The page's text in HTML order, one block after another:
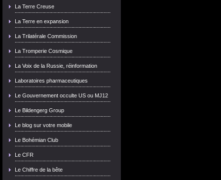
La Terre Creuse
La Terre en expansion
La Trilatérale Commission
La Tromperie Cosmique
La Voix de la Russie, réinformation
Laboratoires pharmaceutiques
Le Gouvernement occulte US ou MJ12
Le Bildengerg Group
Le blog sur votre mobile
Le Bohémian Club
Le CFR
Le Chiffre de la bête